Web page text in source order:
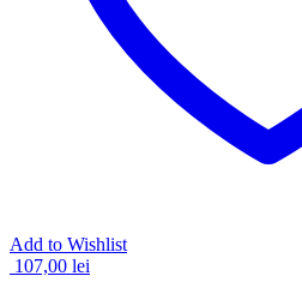
Add to Wishlist
107,00 lei